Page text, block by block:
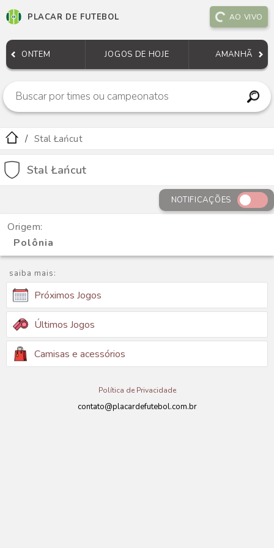
PLACAR DE FUTEBOL AO VIVO
ONTEM JOGOS DE HOJE AMANHÃ
Stal Łańcut
Stal Łańcut
NOTIFICAÇÕES
Origem:
Polônia
saiba mais:
Próximos Jogos
Últimos Jogos
Camisas e acessórios
Política de Privacidade
contato@placardefutebol.com.br